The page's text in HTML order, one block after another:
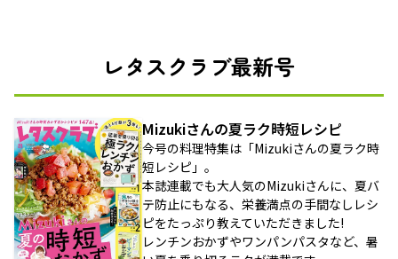
レタスクラブ最新号
Mizukiさんの夏ラク時短レシピ
今号の料理特集は「Mizukiさんの夏ラク時
短レシピ」。
本誌連載でも大人気のMizukiさんに、夏バ
テ防止にもなる、栄養満点の手間なしレシ
ピをたっぷり教えていただきました!
レンチンおかずやワンパンパスタなど、暑